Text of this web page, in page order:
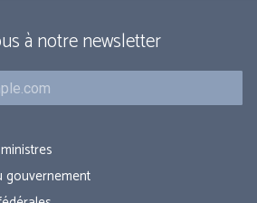
à notre newsletter
gouvernement